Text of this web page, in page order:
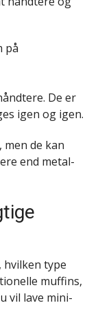
på
De er
igen og igen.
de kan
end metal-
hvilken type
muffins,
vil lave mini-